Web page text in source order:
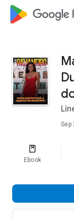
Sep
Ebook